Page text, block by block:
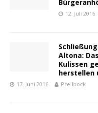
12. Juli 2016
Altona:
Kulissen
herstellen
17. Juni 2016 Prellbock